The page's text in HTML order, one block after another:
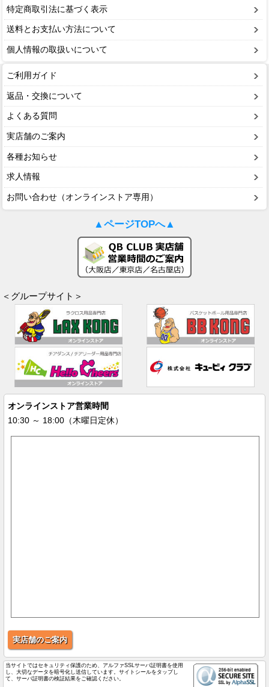
特定商取引法に基づく表示
送料とお支払い方法について
個人情報の取扱いについて
ご利用ガイド
返品・交換について
よくある質問
実店舗のご案内
各種お知らせ
求人情報
お問い合わせ（オンラインストア専用）
▲ページTOPへ▲
＜グループサイト＞
オンラインストア営業時間
10:30 ～ 18:00（木曜日定休）
実店舗のご案内
当サイトではセキュリティ保護のため、アルファSSLサーバ証明書を使用
し、大切なデータを暗号化し送信しています。サイトシールをタップし
て、サーバ証明書の検証結果をご確認ください。